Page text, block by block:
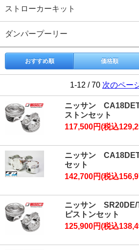
ストローカーキット
ダンパープーリー
おすすめ順 価格順
1-12 / 70 次のペー
ニッサン
ストンセット
117,500円(税込
ニッサン
セット
142,700円(税込
ニッサン
ピストンセット
125,900円(税込